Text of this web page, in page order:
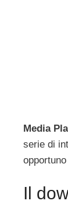
Media
serie di
Il